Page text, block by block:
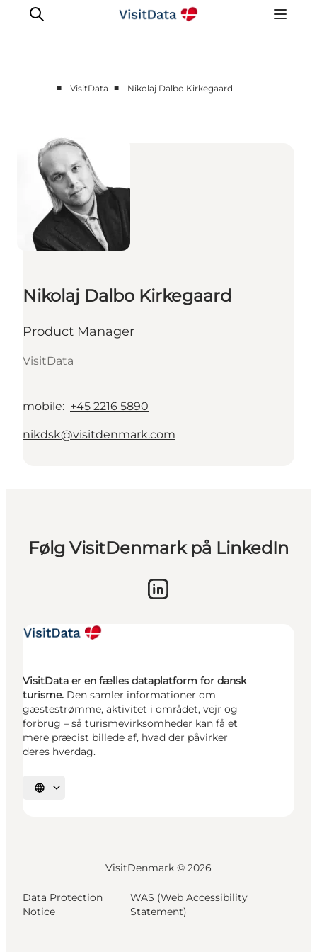
Nyheder
Kom på VisitData
Få mere ud af VisitData
■ VisitData ■ Nikolaj Dalbo Kirkegaard
Nikolaj Dalbo Kirkegaard
Product Manager
VisitData
mobile: +45 2216 5890
nikdsk@visitdenmark.com
Følg VisitDenmark på LinkedIn
VisitData er en fælles dataplatform for dansk
turisme. Den samler informationer om
gæstestrømme, aktivitet i området, vejr og
forbrug – så turismevirksomheder kan få et
mere præcist billede af, hvad der påvirker
deres hverdag.
Vælg sprog
VisitDenmark © 2026
Data Protection
Notice
WAS (Web Accessibility
Statement)